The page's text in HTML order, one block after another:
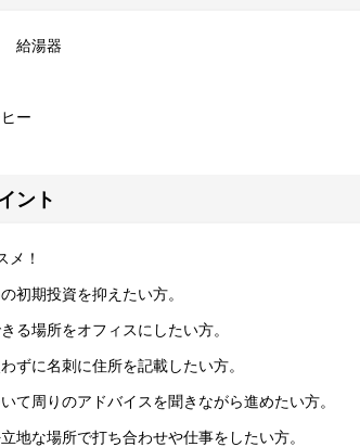
給湯器
ー
ント
メ！
初期投資を抑えたい方。
る場所をオフィスにしたい方。
ずに名刺に住所を記載したい方。
て周りのアドバイスを聞きながら進めたい方。
地な場所で打ち合わせや仕事をしたい方。